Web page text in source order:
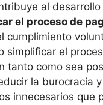
al
el proceso de
cumplimiento
simplificar el
tanto como sea
la burocracia
innecesarios que